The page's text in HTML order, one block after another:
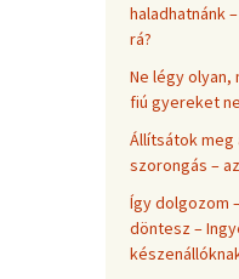
haladhatnánk
rá?
Ne légy olyan,
fiú gyereket
Állítsátok meg
szorongás –
Így dolgozom
döntesz –